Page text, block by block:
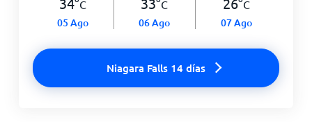
C
05 Ago
C
06 Ago
C
07 Ago
Niagara Falls 14 días